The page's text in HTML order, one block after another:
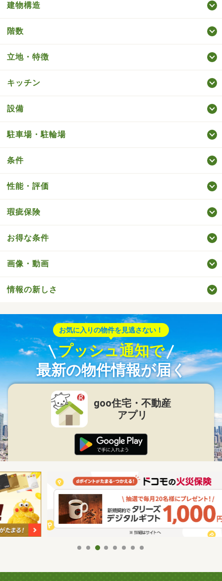
建物構造
階数
立地・特徴
キッチン
設備
駐車場・駐輪場
条件
性能・評価
瑕疵保険
お得な条件
画像・動画
情報の新しさ
お気に入りの物件を見逃さない！
プッシュ通知で
最新の物件情報が届く
goo住宅・不動産
アプリ